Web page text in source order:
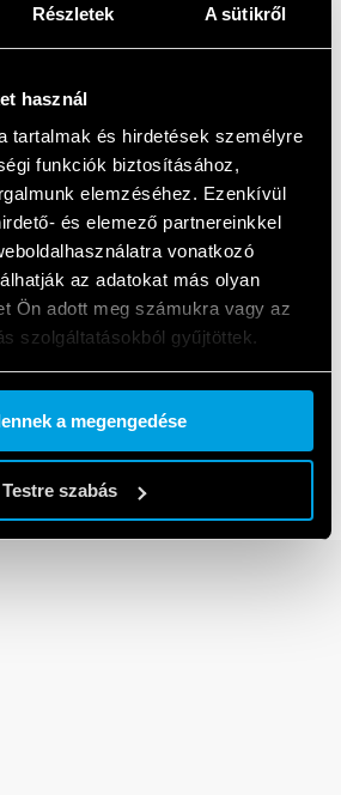
Részletek A sütikről
használ
tartalmak és hirdetések személyre
funkciók biztosításához,
elemzéséhez. Ezenkívül
és elemező partnereinkkel
vonatkozó
az adatokat más olyan
Ön adott meg számukra vagy az
szolgáltatásokból gyűjtöttek.
a megengedése
Testre szabás
sorozat
relémodulok 6